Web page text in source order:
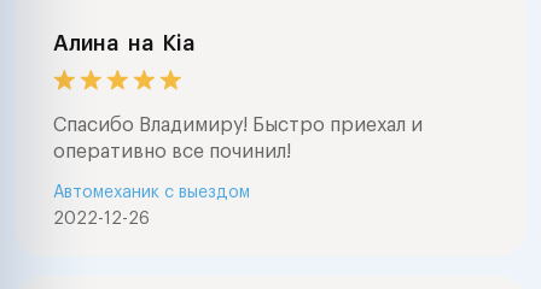
Алина на Kia
Спасибо Владимиру! Быстро приехал и
оперативно все починил!
2022-12-26
Автомеханик с выездом